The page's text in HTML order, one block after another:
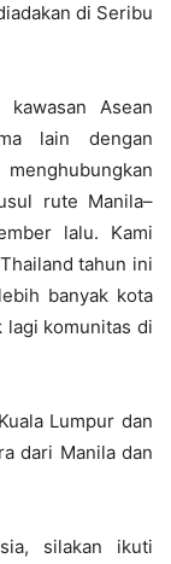
di Seribu
Asean
lain dengan
rute Manila–
lalu. Kami
tahun ini
banyak kota
lagi komunitas di
Lumpur dan
dari Manila dan
silakan ikuti